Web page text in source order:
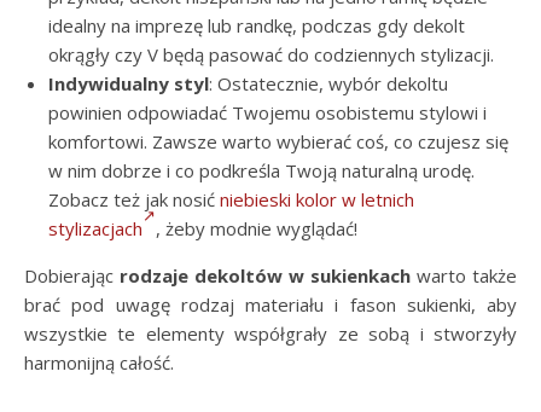
idealny na imprezę lub randkę, podczas gdy dekolt
okrągły czy V będą pasować do codziennych stylizacji.
Indywidualny styl: Ostatecznie, wybór dekoltu
powinien odpowiadać Twojemu osobistemu stylowi i
komfortowi. Zawsze warto wybierać coś, co czujesz się
w nim dobrze i co podkreśla Twoją naturalną urodę.
Zobacz też jak nosić niebieski kolor w letnich
stylizacjach
, żeby modnie wyglądać!
Dobierając rodzaje dekoltów w sukienkach warto także
brać pod uwagę rodzaj materiału i fason sukienki, aby
wszystkie te elementy współgrały ze sobą i stworzyły
harmonijną całość.